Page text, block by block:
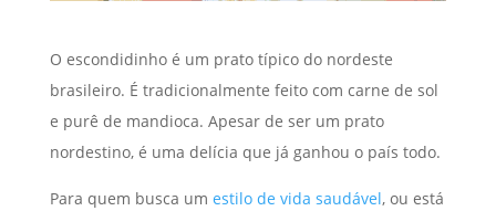
O escondidinho é um prato típico do nordeste
brasileiro. É tradicionalmente feito com carne de sol
e purê de mandioca. Apesar de ser um prato
nordestino, é uma delícia que já ganhou o país todo.
Para quem busca um estilo de vida saudável, ou está